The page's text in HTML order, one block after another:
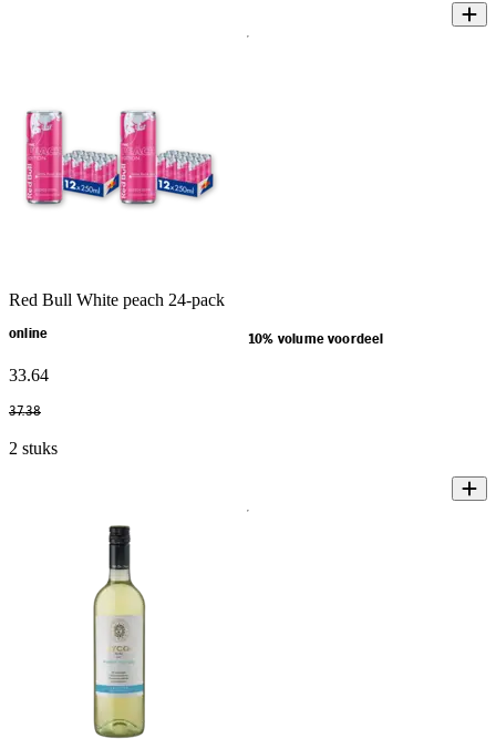
Red Bull White peach 24-pack
online 10% volume voordeel
33.64
37.38
2 stuks